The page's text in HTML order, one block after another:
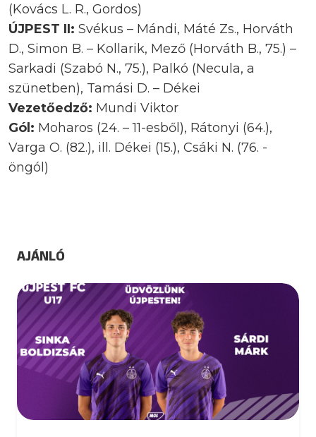
(Kovács L. R., Gordos)
ÚJPEST II: Svékus – Mándi, Máté Zs., Horváth
D., Simon B. – Kollarik, Mező (Horváth B., 75.) –
Sarkadi (Szabó N., 75.), Palkó (Necula, a
szünetben), Tamási D. – Dékei
Vezetőedző: Mundi Viktor
Gól: Moharos (24. – 11-esből), Rátonyi (64.),
Varga O. (82.), ill. Dékei (15.), Csáki N. (76. -
öngól)
AJÁNLÓ